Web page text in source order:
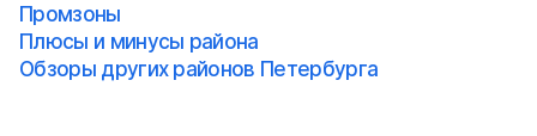
Промзоны
Плюсы и минусы района
Обзоры других районов Петербурга